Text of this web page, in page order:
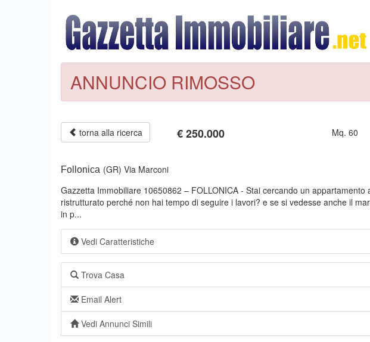
ANNUNCIO RIMOSSO
torna alla ricerca €250.000 Mq. 60
Follonica (GR) Via Marconi
Gazzetta Immobiliare 10650862 – FOLLONICA - Stai cercando un
ristrutturato perché non hai tempo di seguire i lavori? e se si vedesse anche il
in p...
Vedi Caratteristiche
Trova Casa
Email Alert
Vedi Annunci Simili